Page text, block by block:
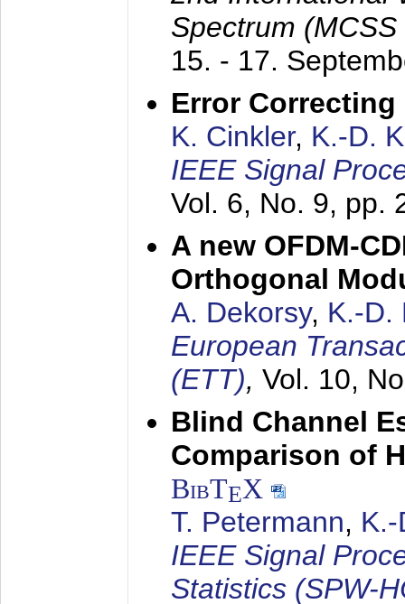
Spectrum
15. - 17.
Error
K. Cinkler, K.-D.
IEEE Signal
Vol. 6, No. 9, pp.
A new OFDM-
Orthogonal
A. Dekorsy, K.-D.
European
(ETT), Vol. 10,
Blind Channel
Comparison of
BibTEX
T. Petermann,
IEEE Signal
Statistics (SPW-